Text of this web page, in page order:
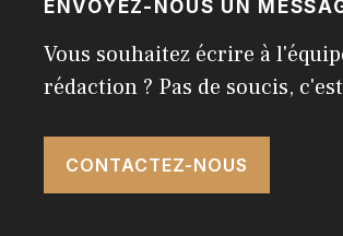
ENVOYEZ-NOUS UN
Vous souhaitez écrire à
rédaction ? Pas de soucis,
CONTACTEZ-NOUS